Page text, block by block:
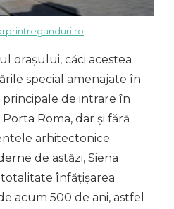
orașului, căci acestea
special amenajate în
de intrare în
Roma, dar și fără
arhitectonice
de astăzi, Siena
înfățișarea
acum 500 de ani, astfel